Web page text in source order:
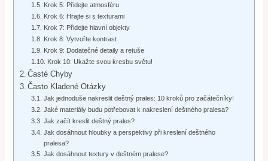
Krok 5: Přidejte atmosféru
Krok 6: Hrajte si s texturami
Krok 7: Přidejte hlavní objekty
Krok 8: Vytvořte kontrast
Krok 9: Dodatečné detaily a retuše
Krok 10: Ukažte svou kresbu světu!
Časté Chyby
Často Kladené Otázky
Jak jednoduše nakreslit deštný prales: 10 kroků pro začátečníky!
Jaké materiály budu potřebovat k nakreslení deštného pralesa?
Jak začít kreslit deštný prales?
Jak dosáhnout hloubky a perspektivy při kreslení deštného
pralesa?
Jak dosáhnout textury v deštném pralese?